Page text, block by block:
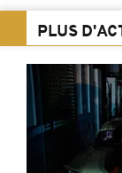
PLUS